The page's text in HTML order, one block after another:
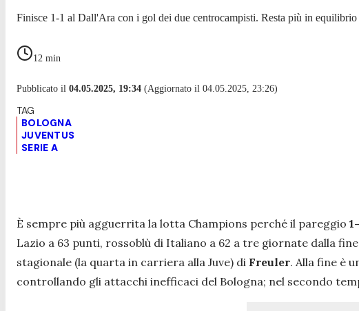
Finisce 1-1 al Dall'Ara con i gol dei due centrocampisti. Resta più in
12 min
Pubblicato il 04.05.2025, 19:34 (Aggiornato il 04.05.2025, 23:26)
BOLOGNA
JUVENTUS
SERIE A
È sempre più agguerrita la lotta Champions perché il pareggio
Lazio a 63 punti, rossoblù di Italiano a 62 a tre giornate dalla
stagionale (la quarta in carriera alla Juve) di Freuler. Alla fine è
controllando gli attacchi inefficaci del Bologna; nel secondo